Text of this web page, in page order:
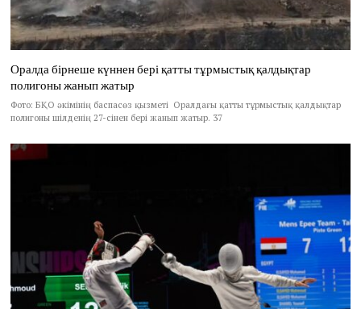
Оралда бірнеше күннен бері қатты тұрмыстық қалдықтар
полигоны жанып жатыр
Фото: БҚО әкімінің баспасөз қызметі Оралдағы қатты тұрмыстық қалдықтар
полигоны шілденің 27-сінен бері жанып жатыр. 37